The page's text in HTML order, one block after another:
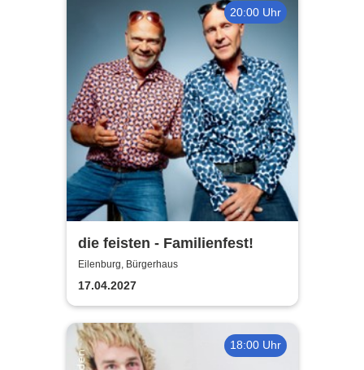
20:00 Uhr
die feisten - Familienfest!
Eilenburg, Bürgerhaus
17.04.2027
18:00 Uhr